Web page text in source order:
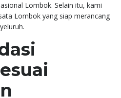
Lombok. Selain itu, kami
Lombok yang siap merancang